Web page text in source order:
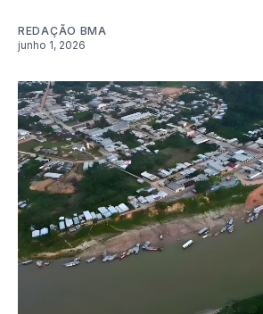
REDAÇÃO BMA
junho 1, 2026